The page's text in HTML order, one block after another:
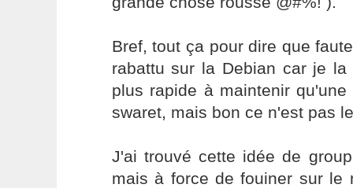
Bref, tout ça pour dire que
rabattu sur la Debian car je
plus rapide à maintenir
swaret, mais bon ce n'est pas
J'ai trouvé cette idée de
mais à force de fouiner sur le